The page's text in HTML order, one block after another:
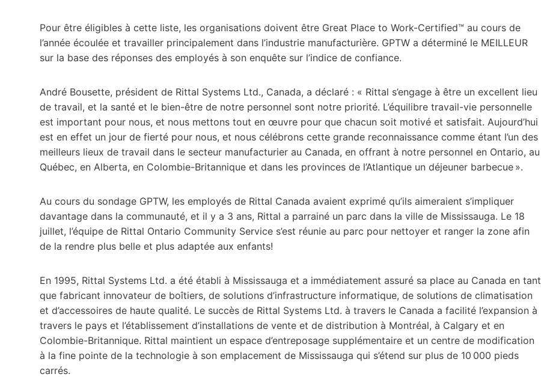
Pour être éligibles à cette liste, les organisations doivent être Great Place to Work-Certified™ au cours de
l’année écoulée et travailler principalement dans l’industrie manufacturière. GPTW a déterminé le MEILLEUR
sur la base des réponses des employés à son enquête sur l’indice de confiance.
André Bousette, président de Rittal Systems Ltd., Canada, a déclaré : « Rittal s’engage à être un excellent lieu
de travail, et la santé et le bien-être de notre personnel sont notre priorité. L’équilibre travail-vie personnelle
est important pour nous, et nous mettons tout en œuvre pour que chacun soit motivé et satisfait. Aujourd’hui
est en effet un jour de fierté pour nous, et nous célébrons cette grande reconnaissance comme étant l’un des
meilleurs lieux de travail dans le secteur manufacturier au Canada, en offrant à notre personnel en Ontario, au
Québec, en Alberta, en Colombie-Britannique et dans les provinces de l’Atlantique un déjeuner barbecue ».
Au cours du sondage GPTW, les employés de Rittal Canada avaient exprimé qu’ils aimeraient s’impliquer
davantage dans la communauté, et il y a 3 ans, Rittal a parrainé un parc dans la ville de Mississauga. Le 18
juillet, l’équipe de Rittal Ontario Community Service s’est réunie au parc pour nettoyer et ranger la zone afin
de la rendre plus belle et plus adaptée aux enfants!
En 1995, Rittal Systems Ltd. a été établi à Mississauga et a immédiatement assuré sa place au Canada en tant
que fabricant innovateur de boîtiers, de solutions d’infrastructure informatique, de solutions de climatisation
et d’accessoires de haute qualité. Le succès de Rittal Systems Ltd. à travers le Canada a facilité l’expansion à
travers le pays et l’établissement d’installations de vente et de distribution à Montréal, à Calgary et en
Colombie-Britannique. Rittal maintient un espace d’entreposage supplémentaire et un centre de modification
à la fine pointe de la technologie à son emplacement de Mississauga qui s’étend sur plus de 10 000 pieds
carrés.